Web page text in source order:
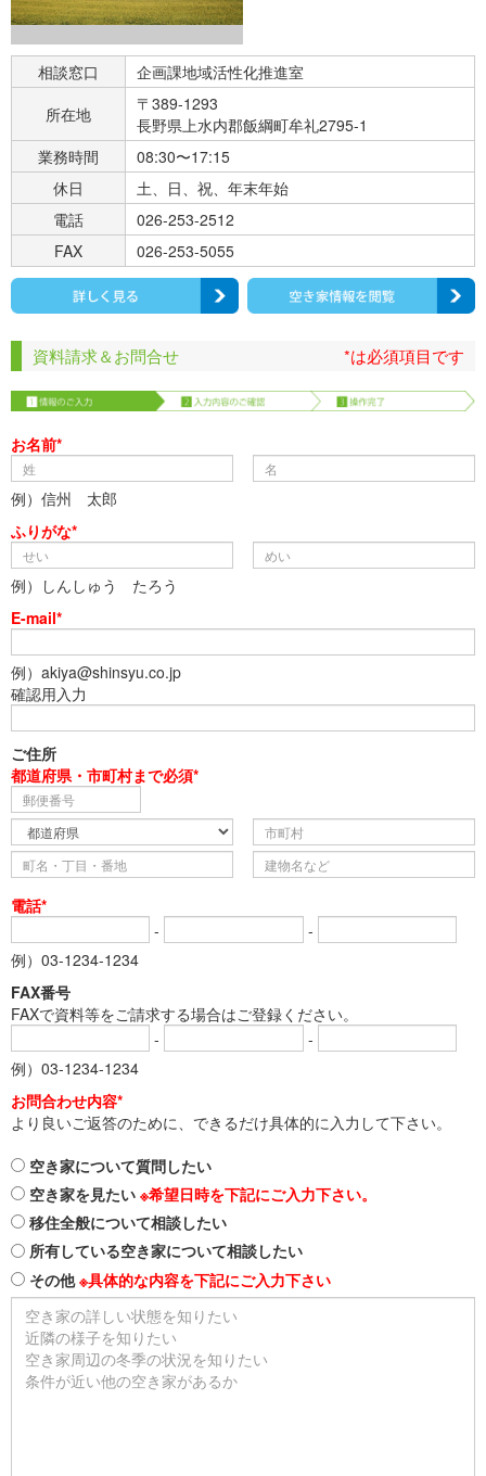
相談窓口
企画課地域活性化推進室
所在地
〒389-1293
長野県上水内郡飯綱町牟礼2795-1
業務時間
08:30〜17:15
休日
土、日、祝、年末年始
電話
026-253-2512
FAX
026-253-5055
資料請求＆お問合せ *は必須項目です
お名前*
例）信州 太郎
ふりがな*
例）しんしゅう たろう
E-mail*
例）akiya@shinsyu.co.jp
確認用入力
ご住所
都道府県・市町村まで必須*
電話*
-
-
例）03-1234-1234
FAX番号
FAXで資料等をご請求する場合はご登録ください。
-
-
例）03-1234-1234
お問合わせ内容*
より良いご返答のために、できるだけ具体的に入力して下さい。
空き家について質問したい
空き家を見たい ※希望日時を下記にご入力下さい。
移住全般について相談したい
所有している空き家について相談したい
その他※具体的な内容を下記にご入力下さい